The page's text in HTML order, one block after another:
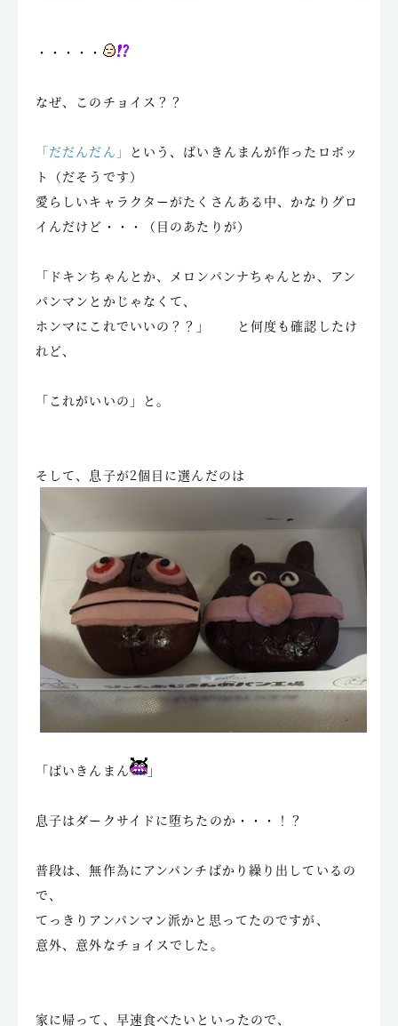
・・・・・
なぜ、このチョイス？？
「だだんだん」
という、ばいきんまんが作ったロボッ
ト（だそうです）
愛らしいキャラクターがたくさんある中、かなりグロ
イんだけど・・・（目のあたりが）
「ドキンちゃんとか、メロンパンナちゃんとか、アン
パンマンとかじゃなくて、
ホンマにこれでいいの？？」 と何度も確認したけ
れど、
「これがいいの」と。
そして、息子が2個目に選んだのは
「ばいきんまん 」
息子はダークサイドに堕ちたのか・・・！？
普段は、無作為にアンパンチばかり繰り出しているの
で、
てっきりアンパンマン派かと思ってたのですが、
意外、意外なチョイスでした。
家に帰って、早速食べたいといったので、